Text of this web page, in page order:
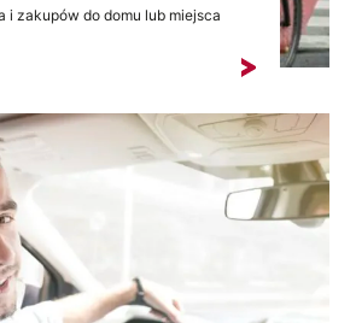
i zakupów do domu lub miejsca